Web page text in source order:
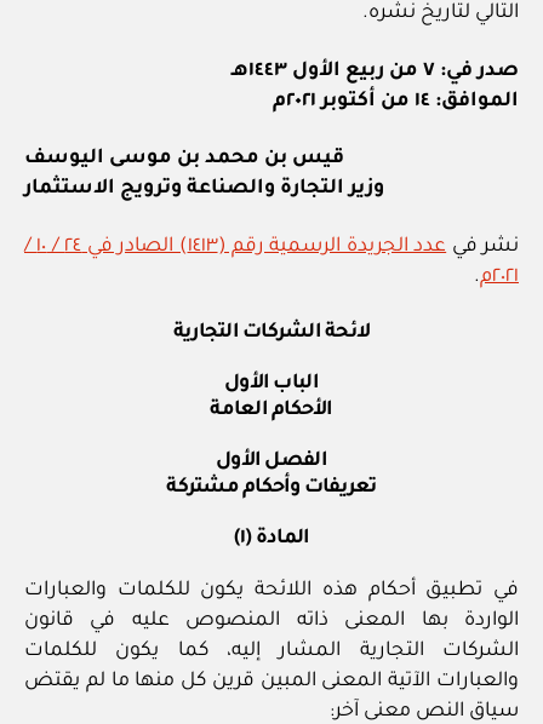
التالي لتاريخ نشره.
صدر في: ٧ من ربيع الأول ١٤٤٣هـ
الموافق: ١٤ من أكتوبر ٢٠٢١م
قيس بن محمد بن موسى اليوسف
وزير التجارة والصناعة وترويج الاستثمار
نشر في
عدد الجريدة الرسمية رقم (١٤١٣) الصادر في ٢٤ / ١٠ /
٢٠٢١م
.
لائحة الشركات التجارية
الباب الأول
الأحكام العامة
الفصل الأول
تعريفات وأحكام مشتركة
المادة (١)
في تطبيق أحكام هذه اللائحة يكون للكلمات والعبارات
الواردة بها المعنى ذاته المنصوص عليه في قانون
الشركات التجارية المشار إليه، كما يكون للكلمات
والعبارات الآتية المعنى المبين قرين كل منها ما لم يقتض
سياق النص معنى آخر: